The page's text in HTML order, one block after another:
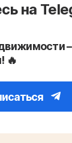
на
🔥